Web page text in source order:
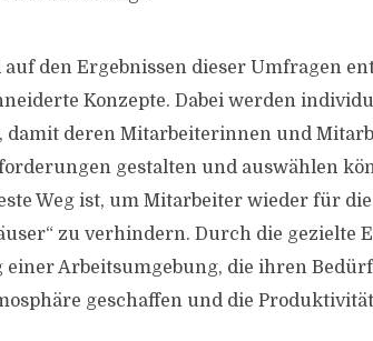
auf den Ergebnissen dieser Umfragen
Konzepte. Dabei werden
damit deren Mitarbeiterinnen und
gestalten und auswählen
Weg ist, um Mitarbeiter wieder für
zu verhindern. Durch die gezielte
einer Arbeitsumgebung, die ihren
geschaffen und die